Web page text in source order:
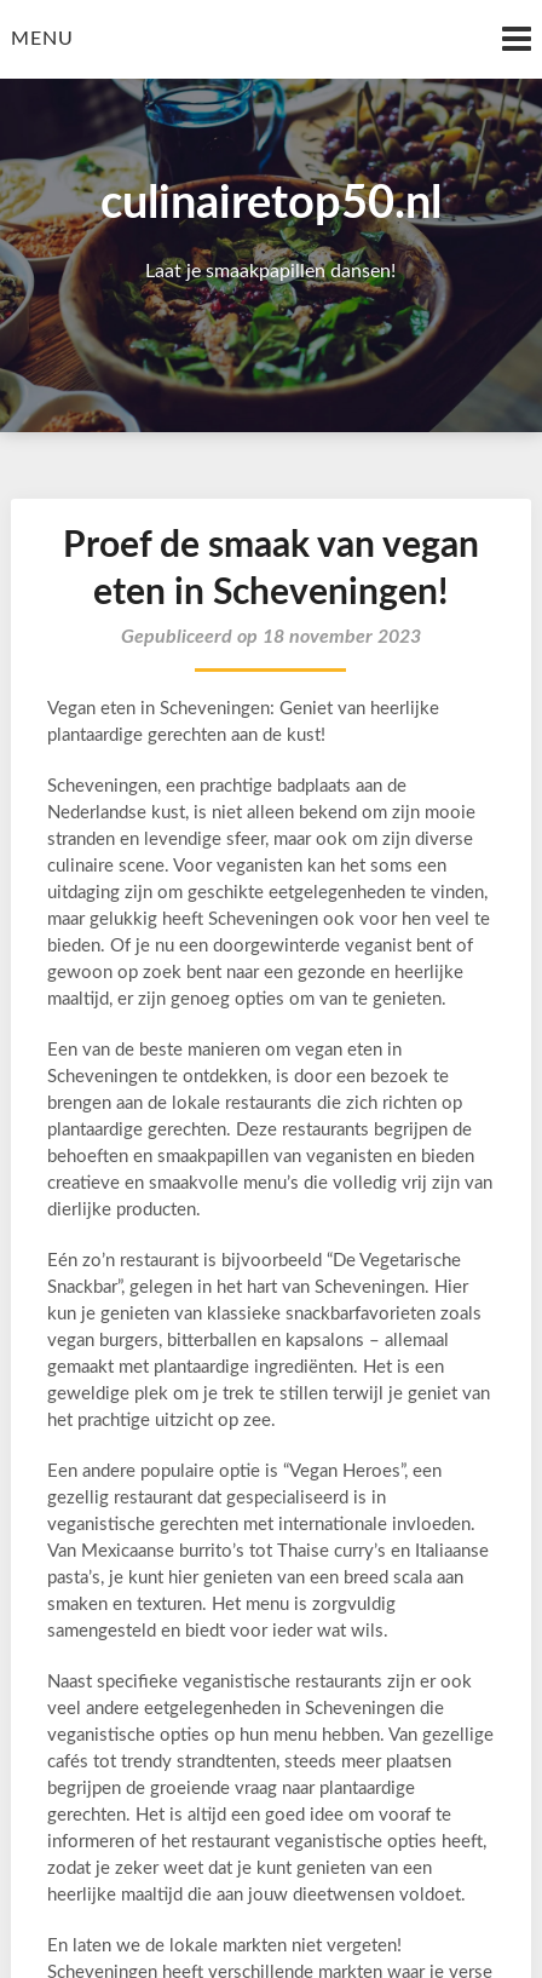
toMENU
culinairetop50.nl
Laat je smaakpapillen dansen!
Proef de smaak van vegan
eten in Scheveningen!
Gepubliceerd op 18 november 2023
Vegan eten in Scheveningen: Geniet van heerlijke
plantaardige gerechten aan de kust!
Scheveningen, een prachtige badplaats aan de
Nederlandse kust, is niet alleen bekend om zijn mooie
stranden en levendige sfeer, maar ook om zijn diverse
culinaire scene. Voor veganisten kan het soms een
uitdaging zijn om geschikte eetgelegenheden te vinden,
maar gelukkig heeft Scheveningen ook voor hen veel te
bieden. Of je nu een doorgewinterde veganist bent of
gewoon op zoek bent naar een gezonde en heerlijke
maaltijd, er zijn genoeg opties om van te genieten.
Een van de beste manieren om vegan eten in
Scheveningen te ontdekken, is door een bezoek te
brengen aan de lokale restaurants die zich richten op
plantaardige gerechten. Deze restaurants begrijpen de
behoeften en smaakpapillen van veganisten en bieden
creatieve en smaakvolle menu’s die volledig vrij zijn van
dierlijke producten.
Eén zo’n restaurant is bijvoorbeeld “De Vegetarische
Snackbar”, gelegen in het hart van Scheveningen. Hier
kun je genieten van klassieke snackbarfavorieten zoals
vegan burgers, bitterballen en kapsalons – allemaal
gemaakt met plantaardige ingrediënten. Het is een
geweldige plek om je trek te stillen terwijl je geniet van
het prachtige uitzicht op zee.
Een andere populaire optie is “Vegan Heroes”, een
gezellig restaurant dat gespecialiseerd is in
veganistische gerechten met internationale invloeden.
Van Mexicaanse burrito’s tot Thaise curry’s en Italiaanse
pasta’s, je kunt hier genieten van een breed scala aan
smaken en texturen. Het menu is zorgvuldig
samengesteld en biedt voor ieder wat wils.
Naast specifieke veganistische restaurants zijn er ook
veel andere eetgelegenheden in Scheveningen die
veganistische opties op hun menu hebben. Van gezellige
cafés tot trendy strandtenten, steeds meer plaatsen
begrijpen de groeiende vraag naar plantaardige
gerechten. Het is altijd een goed idee om vooraf te
informeren of het restaurant veganistische opties heeft,
zodat je zeker weet dat je kunt genieten van een
heerlijke maaltijd die aan jouw dieetwensen voldoet.
En laten we de lokale markten niet vergeten!
Scheveningen heeft verschillende markten waar je verse